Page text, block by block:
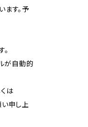
ます。予
が自動的
は
申し上